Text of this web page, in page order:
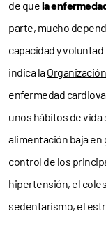
de quela
parte, mucho
capacidad y
indica la
enfermedad
unos hábitos de
alimentación baja en
control de los
hipertensión, el
sedentarismo, el